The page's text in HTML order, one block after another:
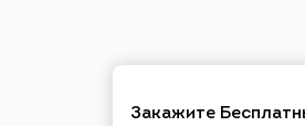
Закажите